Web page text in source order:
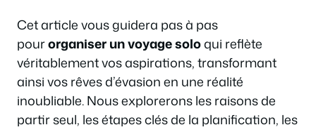
Cet article vous guidera pas à pas
pourorganiser un voyage soloqui reflète
véritablement vos aspirations, transformant
ainsi vos rêves d’évasion en une réalité
inoubliable. Nous explorerons les raisons de
partir seul, les étapes clés de la planification, les